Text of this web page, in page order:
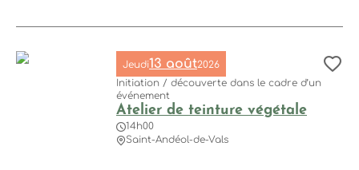
Jeudi13 août2026
Initiation / découverte dans le cadre d’un
événement
Atelier de teinture végétale
14h00
Saint-Andéol-de-Vals